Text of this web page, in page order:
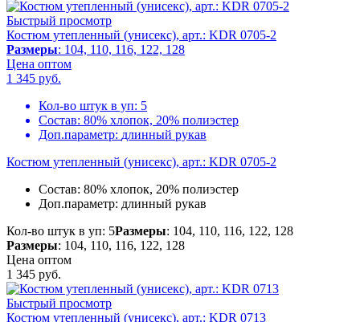
Быстрый просмотр
Костюм утепленный (унисекс), арт.: KDR 0705-2
Размеры: 104, 110, 116, 122, 128
Цена оптом
1 345 руб.
Кол-во штук в уп: 5
Состав: 80% хлопок, 20% полиэстер
Доп.параметр: длинный рукав
Костюм утепленный (унисекс), арт.: KDR 0705-2
Состав: 80% хлопок, 20% полиэстер
Доп.параметр: длинный рукав
Кол-во штук в уп: 5Размеры: 104, 110, 116, 122, 128
Размеры: 104, 110, 116, 122, 128
Цена оптом
1 345 руб.
Быстрый просмотр
Костюм утепленный (унисекс), арт.: KDR 0713